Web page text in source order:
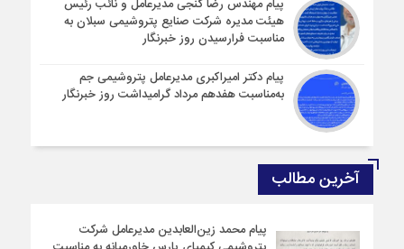
پیام مهندس رضا گنجی مدیرعامل و نائب رئیس
هیئت مدیره شرکت صنایع پتروشیمی سبلان به
مناسبت فرارسیدن روز خبرنگار
پیام دکتر امیراکبری مدیرعامل پتروشیمی جم
به‌مناسبت هفدهم مرداد گرامیداشت روز خبرنگار
آخرین مطالب
پیام محمد زین‌العابدین مدیرعامل شرکت